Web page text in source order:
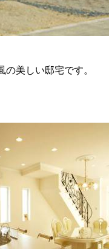
美しい邸宅です。